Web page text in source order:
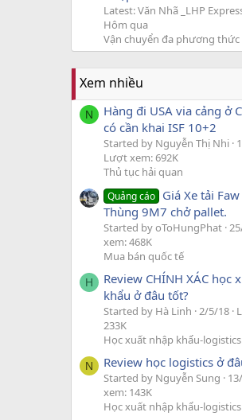
Latest: Văn Nhã _LHP
Hôm qua
Vận chuyển đa phương thức
Xem nhiều
N
Hàng đi USA via cảng ở
có cần khai ISF 10+2
Started by Nguyễn Thị Nhi
Lượt xem: 692K
Thủ tục hải quan
Quảng cáo Giá Xe tải
Thùng 9M7 chở pallet.
Started by oToHungPhat
xem: 468K
Mua bán quốc tế
H
Review CHÍNH XÁC học
khẩu ở đâu tốt?
Started by Hà Linh 2/5/18
233K
Học xuất nhập khẩu-logistics
N Review học logistics ở
Started by Nguyễn Sung
xem: 143K
Học xuất nhập khẩu-logistics